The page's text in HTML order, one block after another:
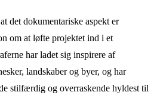
det dokumentariske aspekt er
om at løfte projektet ind i et
har ladet sig inspirere af
landskaber og byer, og har
stilfærdig og overraskende hyldest til